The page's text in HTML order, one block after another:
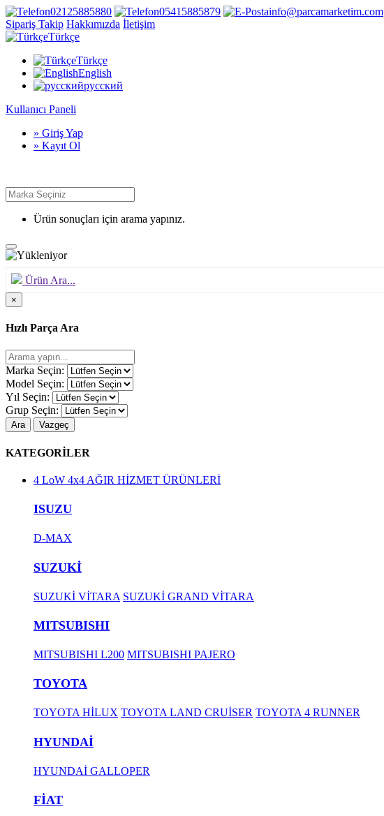
02125885880 05415885879
info@parcamarketim.com
Sipariş Takip Hakkımızda İletişim
Türkçe
Türkçe
English
русский
Kullanıcı Paneli
» Giriş Yap
» Kayıt Ol
Ürün sonuçları için arama yapınız.
Ürün Ara...
×
Hızlı Parça Ara
Marka Seçin:
Model Seçin:
Yıl Seçin:
Grup Seçin:
Ara Vazgeç
KATEGORİLER
4 LoW 4x4 AĞIR HİZMET ÜRÜNLERİ
ISUZU
D-MAX
SUZUKİ
SUZUKİ VİTARA SUZUKİ GRAND VİTARA
MITSUBISHI
MITSUBISHI L200 MITSUBISHI PAJERO
TOYOTA
TOYOTA HİLUX TOYOTA LAND CRUİSER TOYOTA 4 RUNNER
HYUNDAİ
HYUNDAİ GALLOPER
FİAT